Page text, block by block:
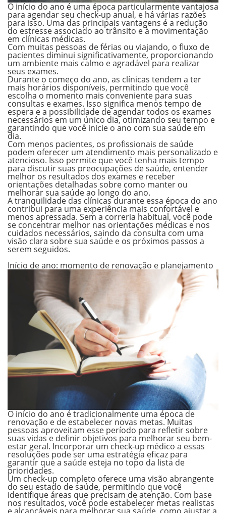
O início do ano é uma época particularmente vantajosa
para agendar seu check-up anual, e há várias razões
para isso. Uma das principais vantagens é a redução
do estresse associado ao trânsito e à movimentação
em clínicas médicas.
Com muitas pessoas de férias ou viajando, o fluxo de
pacientes diminui significativamente, proporcionando
um ambiente mais calmo e agradável para realizar
seus exames.
Durante o começo do ano, as clínicas tendem a ter
mais horários disponíveis, permitindo que você
escolha o momento mais conveniente para suas
consultas e exames. Isso significa menos tempo de
espera e a possibilidade de agendar todos os exames
necessários em um único dia, otimizando seu tempo e
garantindo que você inicie o ano com sua saúde em
dia.
Com menos pacientes, os profissionais de saúde
podem oferecer um atendimento mais personalizado e
atencioso. Isso permite que você tenha mais tempo
para discutir suas preocupações de saúde, entender
melhor os resultados dos exames e receber
orientações detalhadas sobre como manter ou
melhorar sua saúde ao longo do ano.
A tranquilidade das clínicas durante essa época do ano
contribui para uma experiência mais confortável e
menos apressada. Sem a correria habitual, você pode
se concentrar melhor nas orientações médicas e nos
cuidados necessários, saindo da consulta com uma
visão clara sobre sua saúde e os próximos passos a
serem seguidos.
Início de ano: momento de renovação e planejamento
O início do ano é tradicionalmente uma época de
renovação e de estabelecer novas metas. Muitas
pessoas aproveitam esse período para refletir sobre
suas vidas e definir objetivos para melhorar seu bem-
estar geral. Incorporar um check-up médico a essas
resoluções pode ser uma estratégia eficaz para
garantir que a saúde esteja no topo da lista de
prioridades.
Um check-up completo oferece uma visão abrangente
do seu estado de saúde, permitindo que você
identifique áreas que precisam de atenção. Com base
nos resultados, você pode estabelecer metas realistas